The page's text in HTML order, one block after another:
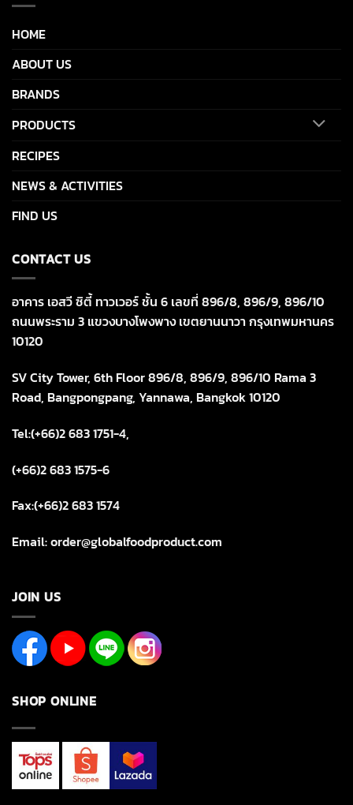
HOME
ABOUT US
BRANDS
PRODUCTS
RECIPES
NEWS & ACTIVITIES
FIND US
CONTACT US
อาคาร เอสวี ซิตี้ ทาวเวอร์ ชั้น 6 เลขที่ 896/8, 896/9, 896/10
ถนนพระราม 3 แขวงบางโพงพาง เขตยานนาวา กรุงเทพมหานคร
10120
SV City Tower, 6th Floor 896/8, 896/9, 896/10 Rama 3
Road, Bangpongpang, Yannawa, Bangkok 10120
Tel:(+66)2 683 1751-4,
(+66)2 683 1575-6
Fax:(+66)2 683 1574
Email: order@globalfoodproduct.com
JOIN US
SHOP ONLINE